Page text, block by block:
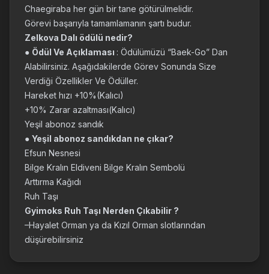
Chaegiraba her gün bir tane götürülmelidir.
Görevi başarıyla tamamlamanın şartı budur.
Zelkova Dalı ödülü nedir?
● Ödül Ve Açıklaması : Ödülümüzü “Baek-Go” Dan
Alabilirsiniz. Aşağıdakilerde Görev Sonunda Size
Verdiği Özellikler Ve Ödüller.
Hareket hızı +10%(Kalıcı)
+10% Zarar azaltması(Kalıcı)
Yeşil abonoz sandık
● Yeşil abonoz sandıkdan ne çıkar?
Efsun Nesnesi
Bilge Kralın Eldiveni Bilge Kralın Sembolü
Arttırma Kağıdı
Ruh Taşı
Gyimoks Ruh Taşı Nerden Çıkabilir ?
–Hayalet Orman ya da Kızıl Orman slotlarından
düşürebilirsiniz